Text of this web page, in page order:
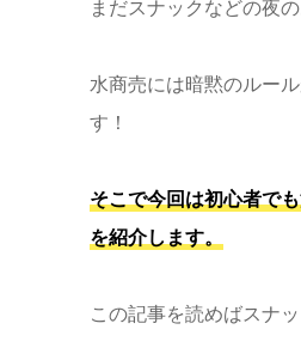
まだスナックなどの夜
水商売には暗黙のルー
す！
そこで今回は初心者で
を紹介します。
この記事を読めばスナ